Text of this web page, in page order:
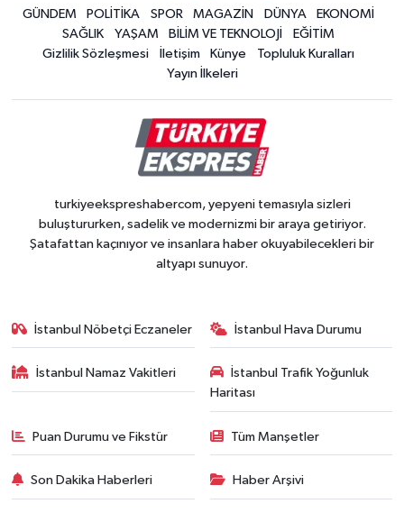
GÜNDEM POLİTİKA SPOR MAGAZİN DÜNYA
EKONOMİ
SAĞLIK
YAŞAM BİLİM VE TEKNOLOJİ
EĞİTİM
Gizlilik Sözleşmesi
İletişim Künye
Topluluk Kuralları
Yayın İlkeleri
turkiyeekspreshabercom, yepyeni temasıyla sizleri
buluştururken, sadelik ve modernizmi bir araya getiriyor.
Şatafattan kaçınıyor ve insanlara haber okuyabilecekleri bir
altyapı sunuyor.
İstanbul Nöbetçi Eczaneler İstanbul Hava Durumu
İstanbul Namaz Vakitleri
İstanbul Trafik Yoğunluk
Haritası
Puan Durumu ve Fikstür Tüm Manşetler
Son Dakika Haberleri Haber Arşivi